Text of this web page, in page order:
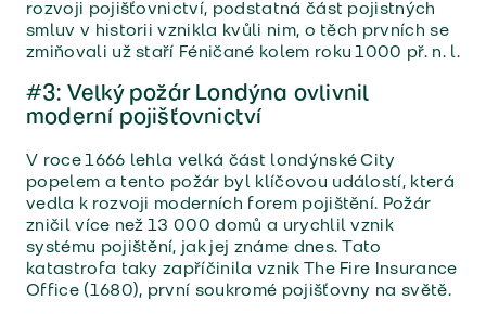
rozvoji pojišťovnictví, podstatná část pojistných
smluv v historii vznikla kvůli nim, o těch prvních se
zmiňovali už staří Féničané kolem roku 1000 př. n. l.
#3: Velký požár Londýna ovlivnil
moderní pojišťovnictví
V roce 1666 lehla velká část londýnské City
popelem a tento požár byl klíčovou událostí, která
vedla k rozvoji moderních forem pojištění. Požár
zničil více než 13 000 domů a urychlil vznik
systému pojištění, jak jej známe dnes. Tato
katastrofa taky zapříčinila vznik The Fire Insurance
Office (1680), první soukromé pojišťovny na světě.